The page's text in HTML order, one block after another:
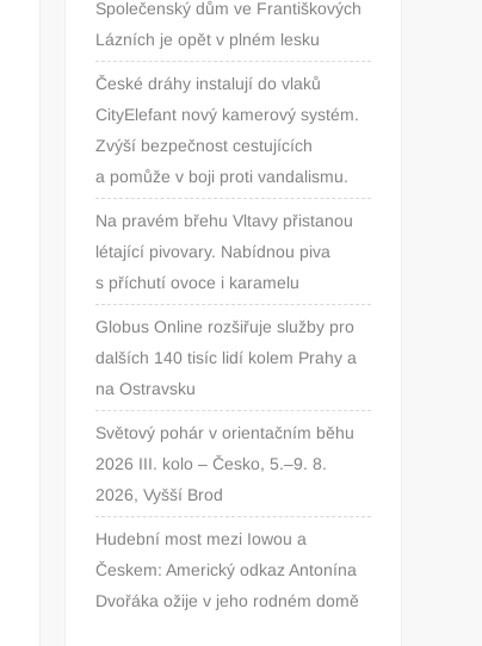
Společenský dům ve Františkových
Lázních je opět v plném lesku
České dráhy instalují do vlaků
CityElefant nový kamerový systém.
Zvýší bezpečnost cestujících
a pomůže v boji proti vandalismu.
Na pravém břehu Vltavy přistanou
létající pivovary. Nabídnou piva
s příchutí ovoce i karamelu
Globus Online rozšiřuje služby pro
dalších 140 tisíc lidí kolem Prahy a
na Ostravsku
Světový pohár v orientačním běhu
2026 III. kolo – Česko, 5.–9. 8.
2026, Vyšší Brod
Hudební most mezi Iowou a
Českem: Americký odkaz Antonína
Dvořáka ožije v jeho rodném domě